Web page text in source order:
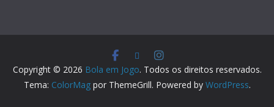
Copyright © 2026 Bola em Jogo. Todos os direitos reservados.
Tema: ColorMagpor ThemeGrill. Powered by WordPress.